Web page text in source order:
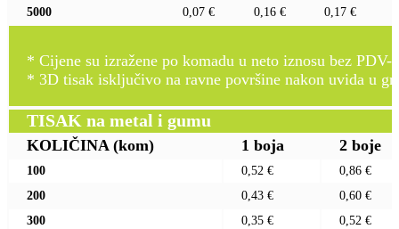
5000
0,07 € 0,16 € 0,17 €
* Cijene su izražene po komadu u neto iznosu bez PDV-
* 3D tisak isključivo na ravne površine nakon uvida u
TISAK na metal i gumu
KOLIČINA (kom) 1 boja 2 boje
100 0,52 €
0,86 €
200
0,43 €
0,60 €
300
0,35 €
0,52 €